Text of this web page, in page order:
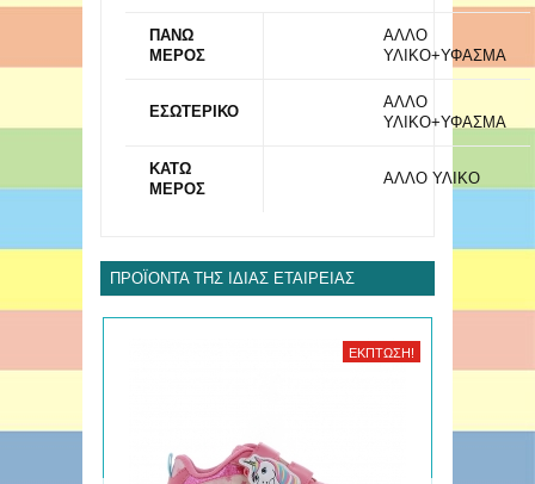
ΠΑΝΩ
ΜΕΡΟΣ
ΑΛΛΟ
ΥΛΙΚΟ+ΥΦΑΣΜΑ
ΕΣΩΤΕΡΙΚΟ
ΑΛΛΟ
ΥΛΙΚΟ+ΥΦΑΣΜΑ
ΚΑΤΩ
ΜΕΡΟΣ
ΑΛΛΟ ΥΛΙΚΟ
ΠΡΟΪΌΝΤΑ ΤΗΣ ΊΔΙΑΣ ΕΤΑΙΡΕΊΑΣ
ΈΚΠΤΩΣΗ!